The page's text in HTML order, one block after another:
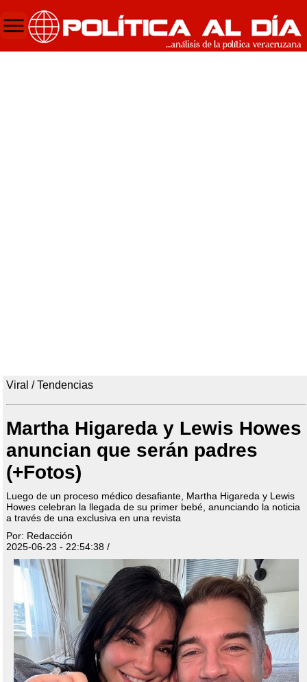
Viral / Tendencias
Martha Higareda y Lewis Howes
anuncian que serán padres
(+Fotos)
Luego de un proceso médico desafiante, Martha Higareda y Lewis
Howes celebran la llegada de su primer bebé, anunciando la noticia
a través de una exclusiva en una revista
Por: Redacción
2025-06-23 - 22:54:38 /